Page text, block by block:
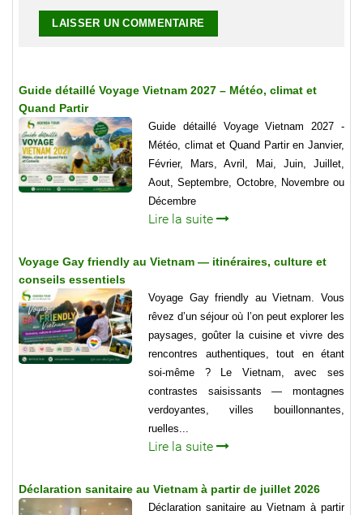
Guide détaillé Voyage Vietnam 2027 – Météo, climat et
Quand Partir
Guide détaillé Voyage Vietnam 2027 -
Météo, climat et Quand Partir en Janvier,
Février, Mars, Avril, Mai, Juin, Juillet,
Aout, Septembre, Octobre, Novembre ou
Décembre
Lire la suite
Voyage Gay friendly au Vietnam — itinéraires, culture et
conseils essentiels
Voyage Gay friendly au Vietnam. Vous
rêvez d’un séjour où l’on peut explorer les
paysages, goûter la cuisine et vivre des
rencontres authentiques, tout en étant
soi-même ? Le Vietnam, avec ses
contrastes saisissants — montagnes
verdoyantes, villes bouillonnantes,
ruelles...
Lire la suite
Déclaration sanitaire au Vietnam à partir de juillet 2026
Déclaration sanitaire au Vietnam à partir